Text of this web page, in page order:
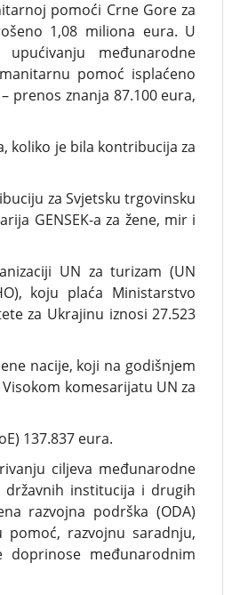
pomoći Crne Gore za
1,08 miliona eura. U
međunarodne
pomoć isplaćeno
prenos znanja 87.100 eura,
koliko je bila kontribucija za
za Svjetsku trgovinsku
GENSEK-a za žene, mir i
UN za turizam (UN
koju plaća Ministarstvo
za Ukrajinu iznosi 27.523
nacije, koji na godišnjem
komesarijatu UN za
137.837 eura.
ciljeva međunarodne
institucija i drugih
razvojna podrška (ODA)
razvojnu saradnju,
međunarodnim